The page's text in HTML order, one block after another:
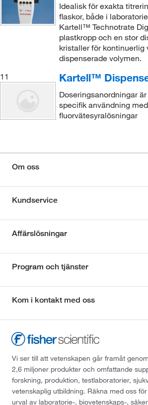
Idealisk för exakta
flaskor, både i
Kartell™ Technotrate
plastkropp och en stor
kristaller för kontinuerlig
dispenserade volymen.
11
Kartell™
Doseringsanordningar
specifik användning med
fluorvätesyralösningar
Om oss
Kundservice
Affärslösningar
Program och tjänster
Kom i kontakt med oss
Vi ser till att vetenskapen går framåt
2,6 miljoner produkter och omfattande
forskning, produktion, testlaboratorier,
vetenskaplig utbildning. Räkna med oss
urval av laboratorie-, biovetenskaps-,